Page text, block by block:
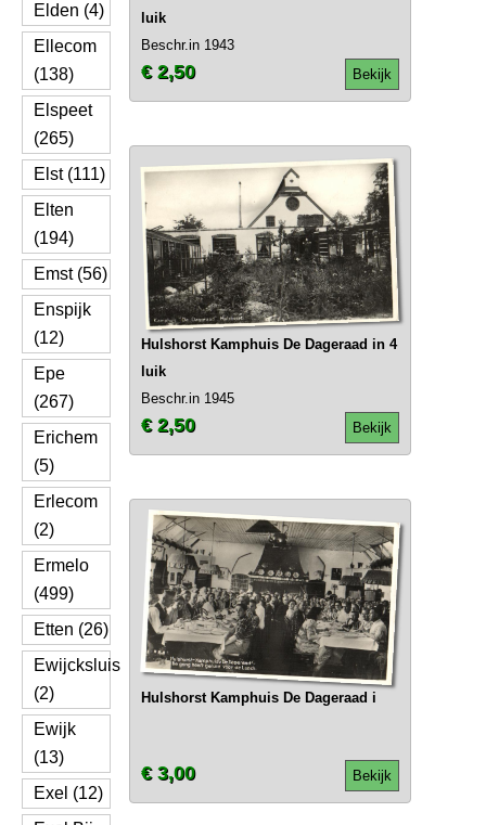
Elden (4)
Ellecom
(138)
Elspeet
(265)
Elst (111)
Elten
(194)
Emst (56)
Enspijk
(12)
Epe
(267)
Erichem
(5)
Erlecom
(2)
Ermelo
(499)
Etten (26)
Ewijcksluis
(2)
Ewijk
(13)
Exel (12)
luik
Beschr.in 1943
Bekijk
€ 2,50
Hulshorst Kamphuis De Dageraad in 4
luik
Beschr.in 1945
Bekijk
€ 2,50
Hulshorst Kamphuis De Dageraad i
Bekijk
€ 3,00